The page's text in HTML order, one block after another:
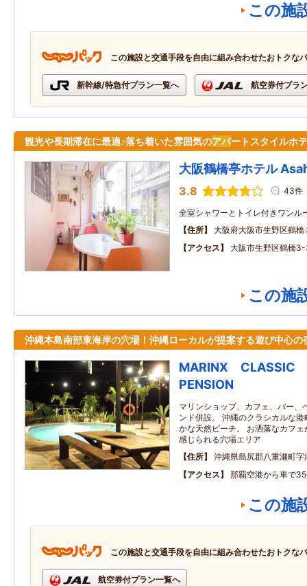
この施
この施設と交通手段を自由に組み合わせたおトクな
新幹線/特急付プラン一覧へ 航空券付プラ
観光や長期滞在に最適♪落ち着いた雰囲気のアパートスタイルホ
大阪鶴橋亭ホテル
3.8 43件
全室シャワーとトイレ付きワン
住所
大阪府大阪市生野区鶴橋
アクセス
大阪市生野区鶴橋
この施
沖縄本島南部東海岸の穴場！沖縄ローカルが提案する遊び中心の
MARINX CLASSIC
PENSION
マリンショップ、カフェ、バー、
ンド併設。 沖縄のクラシカルな
かな天然ビーチ。 お洒落なカフ
感じられる穴場エリア
住所
沖縄県島尻郡八重瀬町
アクセス
那覇空港から車で
この施
この施設と交通手段を自由に組み合わせたおトクな
航空券付プラン一覧へ